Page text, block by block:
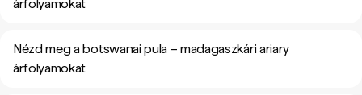
árfolyamokat
Nézd meg a botswanai pula – madagaszkári ariary
árfolyamokat